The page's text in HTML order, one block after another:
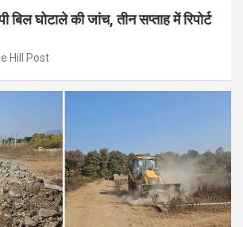
बिल घोटाले की जांच, तीन सप्ताह में रिपोर्ट
Hill Post